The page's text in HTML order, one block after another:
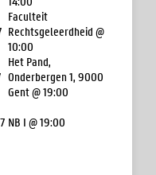
Faculteit
Rechtsgeleerdheid @
10:00
Het Pand,
Onderbergen 1, 9000
Gent @ 19:00
NB I @ 19:00